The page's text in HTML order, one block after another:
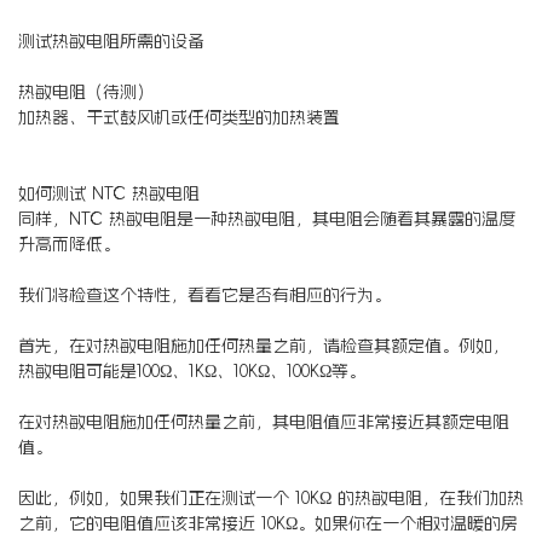
测试热敏电阻所需的设备
热敏电阻（待测）
加热器、干式鼓风机或任何类型的加热装置
如何测试 NTC 热敏电阻
同样，NTC 热敏电阻是一种热敏电阻，其电阻会随着其暴露的温度
升高而降低。
我们将检查这个特性，看看它是否有相应的行为。
首先，在对热敏电阻施加任何热量之前，请检查其额定值。例如，
热敏电阻可能是100Ω、1KΩ、10KΩ、100KΩ等。
在对热敏电阻施加任何热量之前，其电阻值应非常接近其额定电阻
值。
因此，例如，如果我们正在测试一个 10KΩ 的热敏电阻，在我们加热
之前，它的电阻值应该非常接近 10KΩ。如果你在一个相对温暖的房